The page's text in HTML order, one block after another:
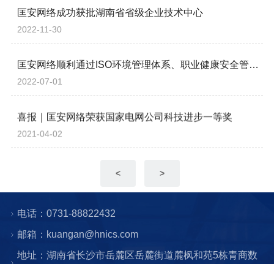
匡安网络成功获批湖南省省级企业技术中心
2022-11-30
匡安网络顺利通过ISO环境管理体系、职业健康安全管理体系认证
2022-07-01
喜报｜匡安网络荣获国家电网公司科技进步一等奖
2021-04-02
< >
电话：0731-88822432
邮箱：kuangan@hnics.com
地址：湖南省长沙市岳麓区岳麓街道麓枫和苑5栋青商数